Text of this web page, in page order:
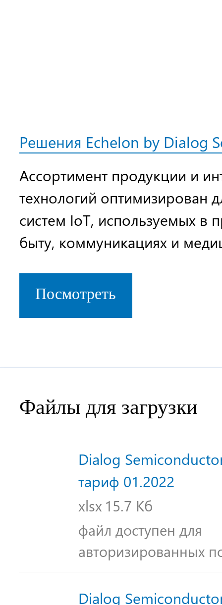
Решения Echelon by Dialog
Ассортимент продукции и
технологий оптимизирован
систем IoT, используемых в
быту, коммуникациях и
Посмотреть
Файлы для загрузки
Dialog
тариф 01.2022
xlsx 15.7 Кб
файл доступен для
авторизированных
Dialog